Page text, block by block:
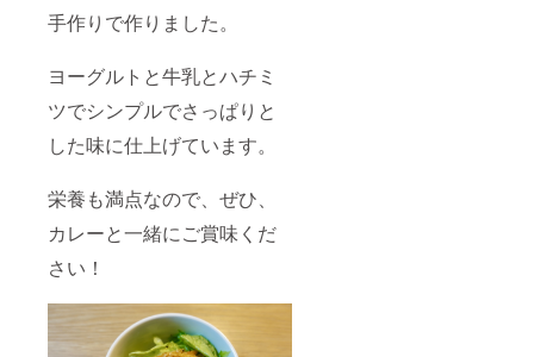
手作りで作りました。
ヨーグルトと牛乳とハチミ
ツでシンプルでさっぱりと
した味に仕上げています。
栄養も満点なので、ぜひ、
カレーと一緒にご賞味くだ
さい！